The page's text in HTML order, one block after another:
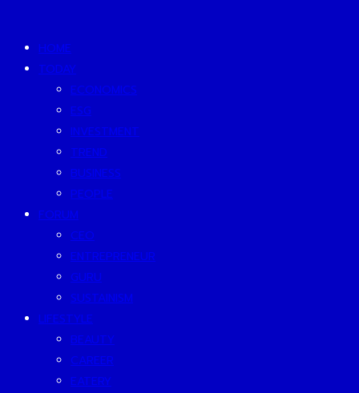
HOME
TODAY
ECONOMICS
ESG
INVESTMENT
TREND
BUSINESS
PEOPLE
FORUM
CEO
ENTREPRENEUR
GURU
SUSTAINISM
LIFESTYLE
BEAUTY
CAREER
EATERY